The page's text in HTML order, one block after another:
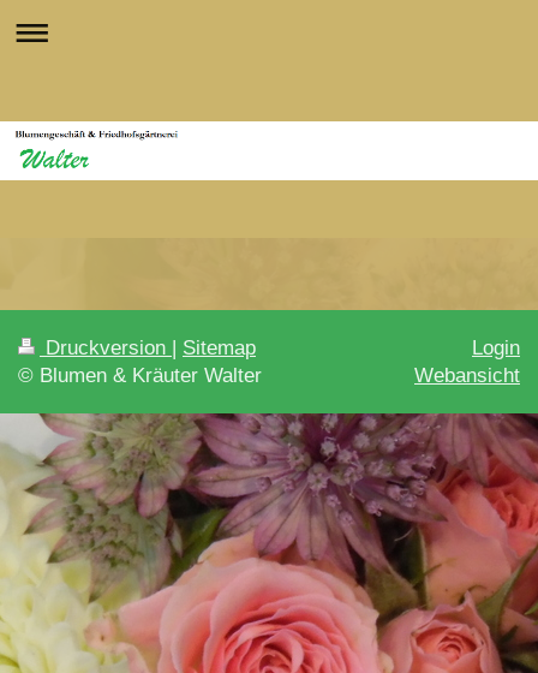
Druckversion
Sitemap
© Blumen & Kräuter Walter
Login
Webansicht